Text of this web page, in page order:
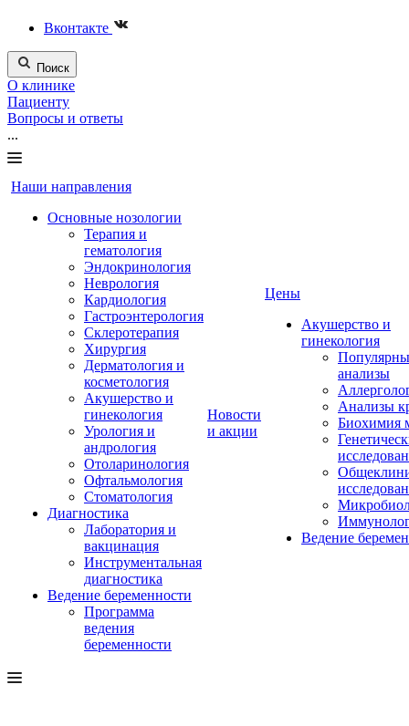
Вконтакте
Поиск
О клинике
Пациенту
Вопросы и ответы
...
Наши направления
Основные нозологии
Терапия и
гематология
Эндокринология
Неврология
Кардиология
Гастроэнтерология
Склеротерапия
Хирургия
Дерматология и
косметология
Акушерство и
гинекология
Урология и
андрология
Отоларинология
Офтальмология
Стоматология
Диагностика
Лаборатория и
вакцинация
Инструментальная
диагностика
Ведение беременности
Программа
ведения
беременности
Новости
и акции
Цены
Акушерство и
гинекология
анализы
Анализы
Биохимия
Ведение